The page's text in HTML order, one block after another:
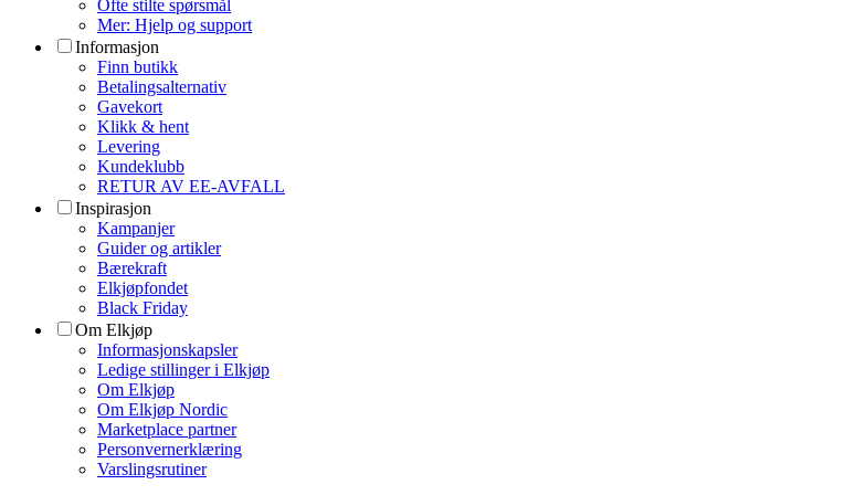
Ofte stilte spørsmål
Mer: Hjelp og support
Informasjon
Finn butikk
Betalingsalternativ
Gavekort
Klikk & hent
Levering
Kundeklubb
RETUR AV EE-AVFALL
Inspirasjon
Kampanjer
Guider og artikler
Bærekraft
Elkjøpfondet
Black Friday
Om Elkjøp
Informasjonskapsler
Ledige stillinger i Elkjøp
Om Elkjøp
Om Elkjøp Nordic
Marketplace partner
Personvernerklæring
Varslingsrutiner